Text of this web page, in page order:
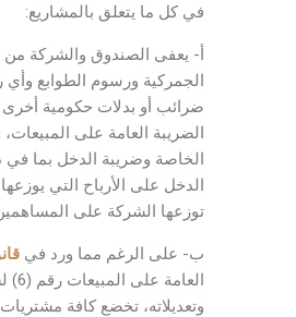
في كل ما يتعلق بالمشاريع:
أ- يعفى الصندوق والشركة من
الجمركية ورسوم الطوابع وأي
ضرائب أو بدلات حكومية
الضريبة العامة على
الخاصة وضريبة الدخل بما
الدخل على الأرباح التي
توزعها الشركة على
ب- على الرغم مما ورد في
وتعديلاته، تخضع كافة